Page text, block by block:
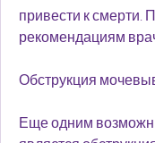
привести к смерти.
рекомендациям
Обструкция
Еще одним